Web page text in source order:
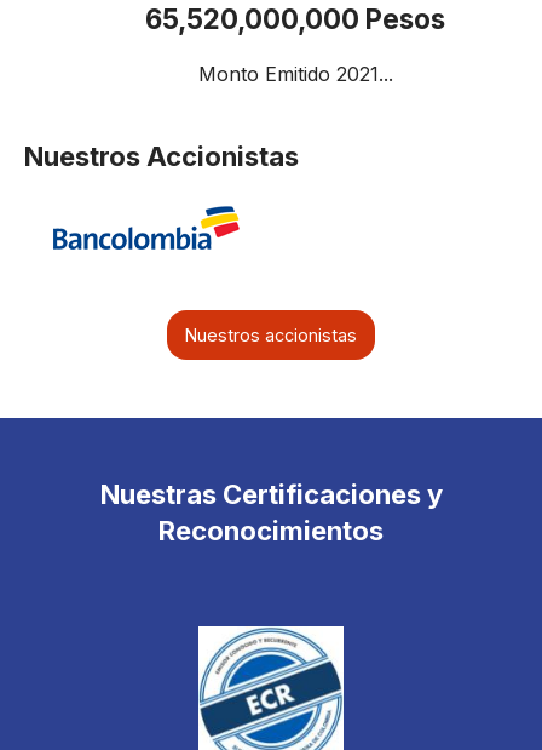
65,520,000,000 Pesos
Monto Emitido 2021...
Nuestros Accionistas
Nuestros accionistas
Nuestras Certificaciones y
Reconocimientos